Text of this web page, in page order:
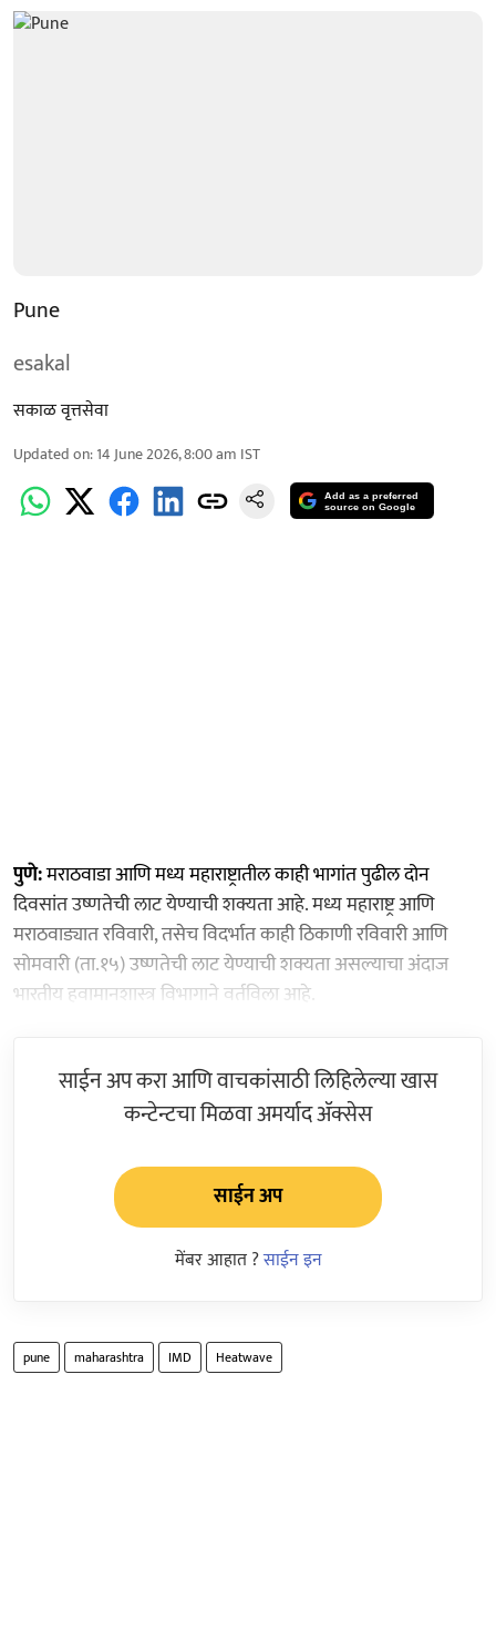
Pune
esakal
सकाळ वृत्तसेवा
Updated on:14 June 2026, 8:00 am IST
Add as a preferred
source on Google
पुणे:मराठवाडा आणि मध्य महाराष्ट्रातील काही भागांत पुढील दोन
दिवसांत उष्णतेची लाट येण्याची शक्यता आहे. मध्य महाराष्ट्र आणि
मराठवाड्यात रविवारी, तसेच विदर्भात काही ठिकाणी रविवारी आणि
सोमवारी (ता.१५) उष्णतेची लाट येण्याची शक्यता असल्याचा अंदाज
भारतीय हवामानशास्त्र विभागाने वर्तविला आहे.
साईन अप करा आणि वाचकांसाठी लिहिलेल्या खास
कन्टेन्टचा मिळवा अमर्याद ॲक्सेस
साईन अप
मेंबर आहात ?साईन इन
pune maharashtra IMD Heatwave